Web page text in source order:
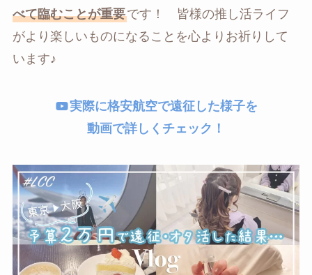
べて臨むことが重要です！ 皆様の推し活ライフ
がより楽しいものになることを心よりお祈りして
います♪
実際に格安航空で遠征した様子を
動画で詳しくチェック！